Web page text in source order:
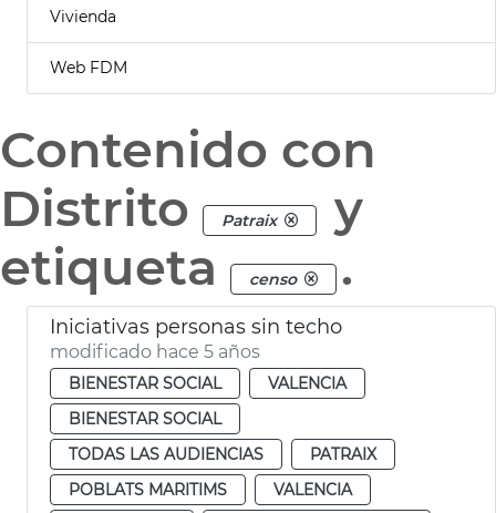
Vivienda
Web FDM
Contenido con
Distrito
Patraix
y
etiqueta
censo .
Iniciativas personas sin techo
modificado hace 5 años
BIENESTAR SOCIAL
VALENCIA
BIENESTAR SOCIAL
TODAS LAS AUDIENCIAS
PATRAIX
POBLATS MARITIMS
VALENCIA